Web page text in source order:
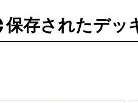
保存されたデッ